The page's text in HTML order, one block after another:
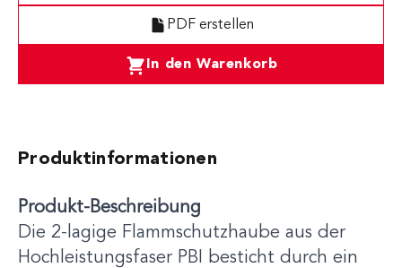
In den Warenkorb
PDF erstellen
Produktinformationen
Produkt-Beschreibung
Die 2-lagige Flammschutzhaube aus der
Hochleistungsfaser PBI besticht durch ein